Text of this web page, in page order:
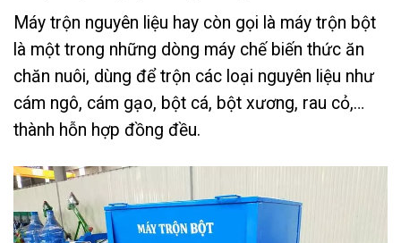
Máy trộn nguyên liệu hay còn gọi là máy trộn bột
là một trong những dòng máy chế biến thức ăn
chăn nuôi, dùng để trộn các loại nguyên liệu như
cám ngô, cám gạo, bột cá, bột xương, rau cỏ,…
thành hỗn hợp đồng đều.